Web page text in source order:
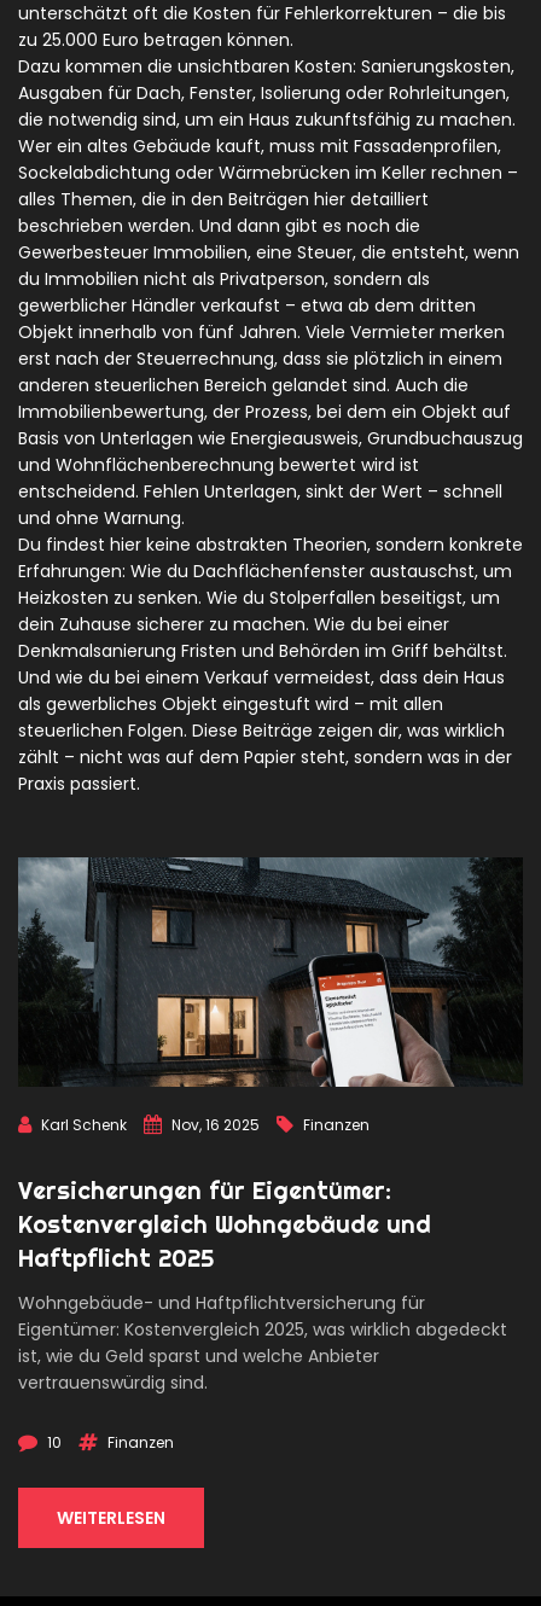
unterschätzt oft die Kosten für Fehlerkorrekturen – die bis
zu 25.000 Euro betragen können.
Dazu kommen die unsichtbaren Kosten: Sanierungskosten,
Ausgaben für Dach, Fenster, Isolierung oder Rohrleitungen,
die notwendig sind, um ein Haus zukunftsfähig zu machen.
Wer ein altes Gebäude kauft, muss mit Fassadenprofilen,
Sockelabdichtung oder Wärmebrücken im Keller rechnen –
alles Themen, die in den Beiträgen hier detailliert
beschrieben werden. Und dann gibt es noch die
Gewerbesteuer Immobilien, eine Steuer, die entsteht, wenn
du Immobilien nicht als Privatperson, sondern als
gewerblicher Händler verkaufst – etwa ab dem dritten
Objekt innerhalb von fünf Jahren. Viele Vermieter merken
erst nach der Steuerrechnung, dass sie plötzlich in einem
anderen steuerlichen Bereich gelandet sind. Auch die
Immobilienbewertung, der Prozess, bei dem ein Objekt auf
Basis von Unterlagen wie Energieausweis, Grundbuchauszug
und Wohnflächenberechnung bewertet wird ist
entscheidend. Fehlen Unterlagen, sinkt der Wert – schnell
und ohne Warnung.
Du findest hier keine abstrakten Theorien, sondern konkrete
Erfahrungen: Wie du Dachflächenfenster austauschst, um
Heizkosten zu senken. Wie du Stolperfallen beseitigst, um
dein Zuhause sicherer zu machen. Wie du bei einer
Denkmalsanierung Fristen und Behörden im Griff behältst.
Und wie du bei einem Verkauf vermeidest, dass dein Haus
als gewerbliches Objekt eingestuft wird – mit allen
steuerlichen Folgen. Diese Beiträge zeigen dir, was wirklich
zählt – nicht was auf dem Papier steht, sondern was in der
Praxis passiert.
Karl Schenk Nov, 16 2025 Finanzen
Versicherungen für Eigentümer:
Kostenvergleich Wohngebäude und
Haftpflicht 2025
Wohngebäude- und Haftpflichtversicherung für
Eigentümer: Kostenvergleich 2025, was wirklich abgedeckt
ist, wie du Geld sparst und welche Anbieter
vertrauenswürdig sind.
10 Finanzen
WEITERLESEN